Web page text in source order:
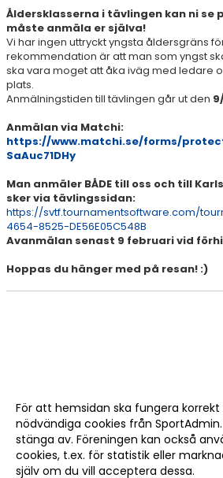
ALL IN CAMP - YSTAD EDITION
TENNISENS DAG
SERIESPEL & TÄVLINGAR
TENNISSHOP
RACKET-STRÄNGNING
PADEL
GRUSBANORNA
SPONSORER & SAMARBETSPARTNERS
DOKUMENT
ÖPETTIDER SOMMAR
Åldersklasserna i tävlingen kan ni se
måste anmäla er själva!
Vi har ingen uttryckt yngsta åldersgräns
rekommendation är att man som yngst
ska vara moget att åka iväg med ledare
plats.
Anmälningstiden till tävlingen går ut den
Anmälan via Matchi:
https://www.matchi.se/forms/
SaAuc71DHy
Man anmäler BÅDE till oss och till
sker via tävlingssidan:
https://svtf.tournamentsoftware.com/
4654-8525-DE56E05C548B
Avanmälan senast 9 februari vid
Hoppas du hänger med på resan! :)
För att hemsidan ska fungera
nödvändiga cookies från
stänga av. Föreningen kan också
cookies, t.ex. för statistik eller
själv om du vill acceptera dessa.